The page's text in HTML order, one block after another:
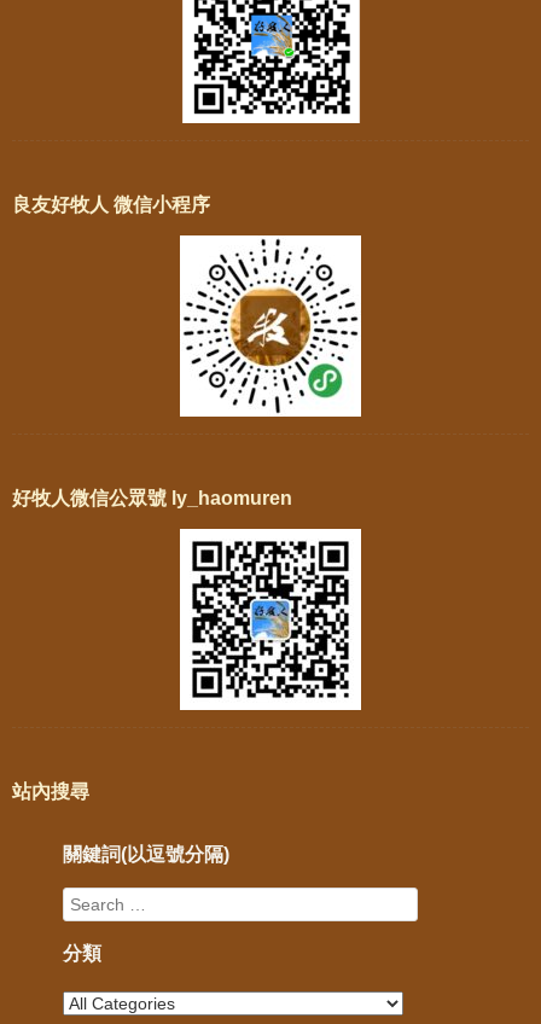
良友好牧人 微信小程序
好牧人微信公眾號 ly_haomuren
站內搜尋
關鍵詞(以逗號分隔)
分類